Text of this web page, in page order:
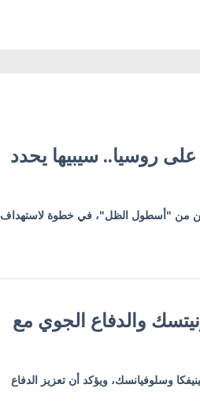
روسيا.. سيبيها يحدد
تشمل 19 كياناً بينها 6 بنوك روسية و6 سفن من "أسطول الظل"، في خطوة لاستهداف
والدفاع الجوي مع
وسلوفيانسك، ويؤكد أن تعزيز الدفاع